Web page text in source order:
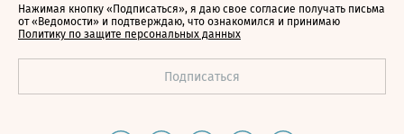
Нажимая кнопку «Подписаться», я даю свое согласие получать письма
от «Ведомости» и подтверждаю, что ознакомился и принимаю
Политику по защите персональных данных